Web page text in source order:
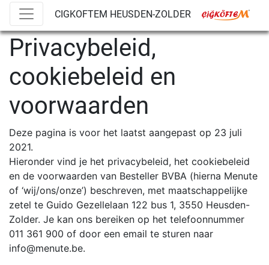
CIGKOFTEM HEUSDEN-ZOLDER
Privacybeleid,
cookiebeleid en
voorwaarden
Deze pagina is voor het laatst aangepast op 23 juli
2021.
Hieronder vind je het privacybeleid, het cookiebeleid
en de voorwaarden van Besteller BVBA (hierna Menute
of ‘wij/ons/onze’) beschreven, met maatschappelijke
zetel te Guido Gezellelaan 122 bus 1, 3550 Heusden-
Zolder. Je kan ons bereiken op het telefoonnummer
011 361 900 of door een email te sturen naar
info@menute.be.